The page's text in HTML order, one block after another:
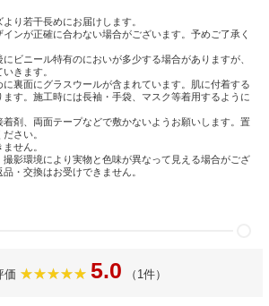
り若干長めにお届けします。
ンが正確に合わない場合がございます。予めご了承く
ビニール特有のにおいが多少する場合がありますが、
きます。
裏面にグラスウールが含まれています。肌に付着する
ます。施工時には長袖・手袋、マスク等着用するように
剤、両面テープなどで敷かないようお願いします。置
さい。
せん。
影環境により実物と色味が異なって見える場合がござ
・交換はお受けできません。
価 5.0 （1件）